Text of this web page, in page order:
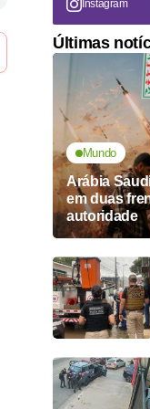
Instagram
Últimas
Mundo
Arábia
em duas
autoridade